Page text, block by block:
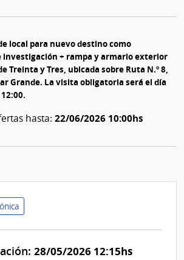
local para nuevo destino como
investigación + rampa y armario exterior
Treinta y Tres, ubicada sobre Ruta N.º 8,
Grande. La visita obligatoria será el día
hasta: 22/06/2026 10:00hs
28/05/2026 12:15hs